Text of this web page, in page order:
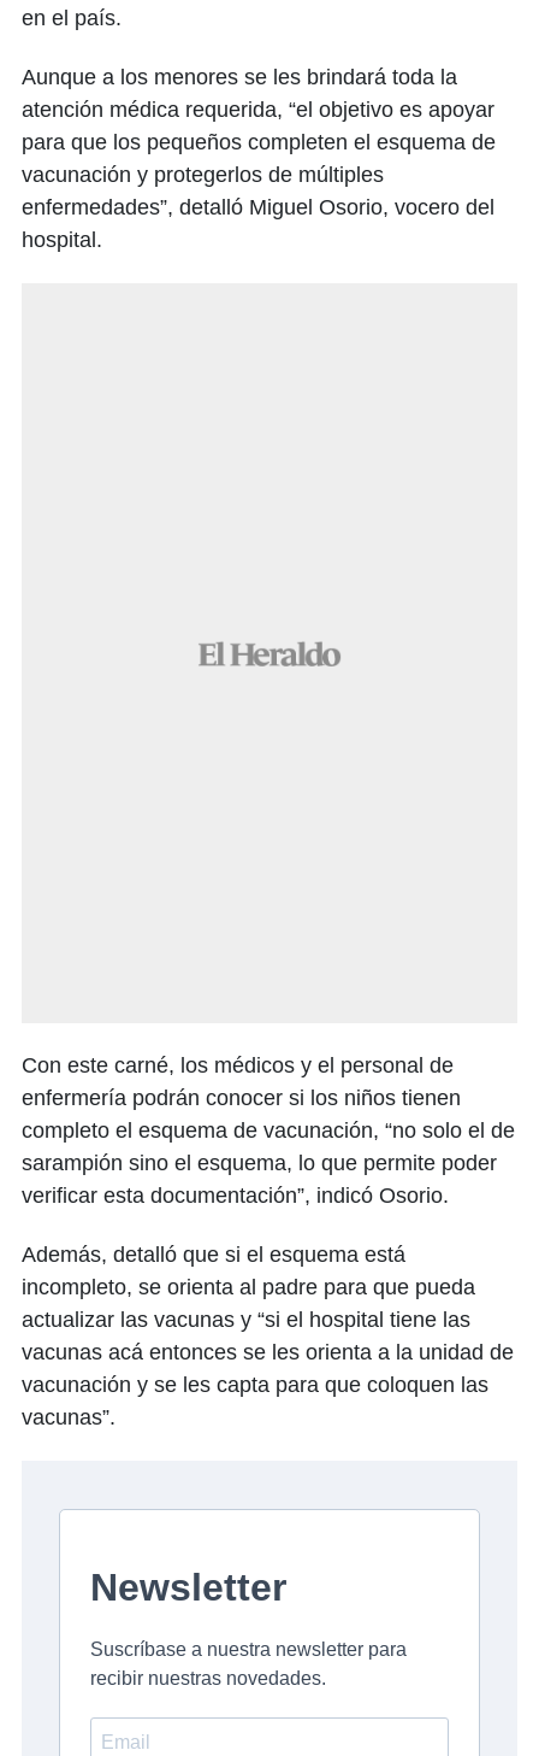
en el país.
Aunque a los menores se les brindará toda la
atención médica requerida, “el objetivo es apoyar
para que los pequeños completen el esquema de
vacunación y protegerlos de múltiples
enfermedades”, detalló Miguel Osorio, vocero del
hospital.
Con este carné, los médicos y el personal de
enfermería podrán conocer si los niños tienen
completo el esquema de vacunación, “no solo el de
sarampión sino el esquema, lo que permite poder
verificar esta documentación”, indicó Osorio.
Además, detalló que si el esquema está
incompleto, se orienta al padre para que pueda
actualizar las vacunas y “si el hospital tiene las
vacunas acá entonces se les orienta a la unidad de
vacunación y se les capta para que coloquen las
vacunas”.